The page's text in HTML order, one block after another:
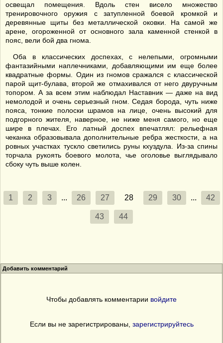
освещал помещения. Вдоль стен висело множество
тренировочного оружия с затупленной боевой кромкой и
деревянные щиты без металлической оковки. На самой же
арене, огороженной от основного зала каменной стенкой в
пояс, вели бой два гнома.
Оба в классических доспехах, с нелепыми, огромными
фантазийными наплечниками, добавляющими им еще более
квадратные формы. Один из гномов сражался с классической
парой щит-булава, второй же отмахивался от него двуручным
топором. А за всем этим наблюдал Наставник — даже на вид
немолодой и очень серьезный гном. Седая борода, чуть ниже
пояса, тонкие полоски шрамов на лице, очень высокий для
подгорного жителя, наверное, не ниже меня самого, но еще
шире в плечах. Его латный доспех впечатлял: рельефная
чеканка образовывала дополнительные ребра жесткости, а на
ровных участках тускло светились руны кхуздула. Из-за спины
торчала рукоять боевого молота, чье оголовье выглядывало
сбоку чуть выше колен.
1 2 3 ... 26 27 28 29 30 ... 42
43 44
Добавить комментарий
Чтобы добавлять комментарии войдите
Если вы не зарегистрированы, зарегистрируйтесь